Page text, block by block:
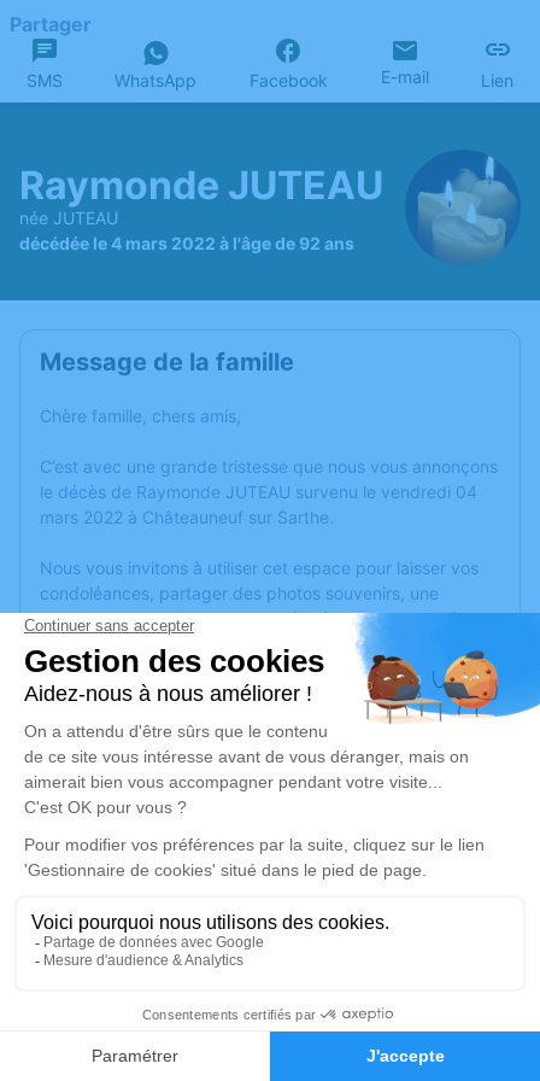
Faire-part Hommages
Partager
SMS WhatsApp Facebook E-mail Lien
Raymonde JUTEAU
née JUTEAU
décédée le 4 mars 2022 à l'âge de 92 ans
Message de la famille
Chère famille, chers amis,
C’est avec une grande tristesse que nous vous annonçons
le décès de Raymonde JUTEAU survenu le vendredi 04
mars 2022 à Châteauneuf sur Sarthe.
Nous vous invitons à utiliser cet espace pour laisser vos
condoléances, partager des photos souvenirs, une
anecdote ou exprimer vos pensées à travers des poèmes
ou des textes. Cet endroit est un lieu d'expression dédié à
honorer la mémoire de Raymonde JUTEAU.
Un service de plantation d’arbre hommage estdisponible
mercredi 09 mars 2022 à 10h30
Église Brain-S/-l'Authion de Brain-sur-
l'Authion
49800 Brain-sur-l'Authion